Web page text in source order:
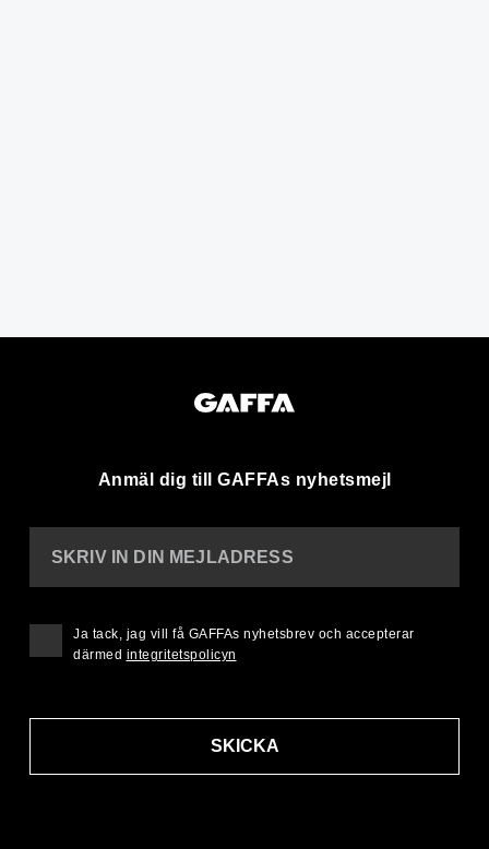
Anmäl dig till GAFFAs nyhetsmejl
SKRIV IN DIN MEJLADRESS
SKICKA
Ja tack, jag vill få GAFFAs nyhetsbrev och accepterar
därmed integritetspolicyn